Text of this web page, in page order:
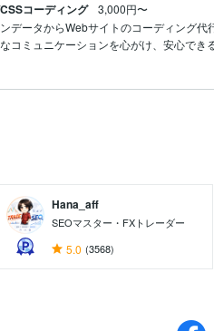
CSSコーディング 3,000円〜
データからWebサイトのコーディング代
コミュニケーションを心がけ、安心でき
Hana_aff
SEOマスター・FXトレーダー
5.0 (3568)